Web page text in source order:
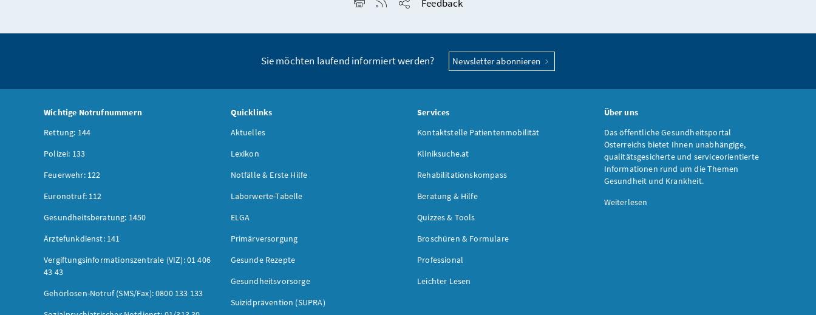
Feedback
Sie möchten laufend informiert werden? Newsletter abonnieren
Wichtige Notrufnummern
Rettung: 144
Polizei: 133
Feuerwehr: 122
Euronotruf: 112
Gesundheitsberatung: 1450
Ärztefunkdienst: 141
Vergiftungsinformationszentrale (VIZ): 01 406
43 43
Gehörlosen-Notruf (SMS/Fax): 0800 133 133
Quicklinks
Aktuelles
Lexikon
Notfälle & Erste Hilfe
Laborwerte-Tabelle
ELGA
Primärversorgung
Gesunde Rezepte
Gesundheitsvorsorge
Suizidprävention (SUPRA)
Services
Kontaktstelle Patientenmobilität
Kliniksuche.at
Rehabilitationskompass
Beratung & Hilfe
Quizzes & Tools
Broschüren & Formulare
Professional
Leichter Lesen
Über uns
Das öffentliche Gesundheitsportal
Österreichs bietet Ihnen unabhängige,
qualitätsgesicherte und serviceorientierte
Informationen rund um die Themen
Gesundheit und Krankheit.
Weiterlesen